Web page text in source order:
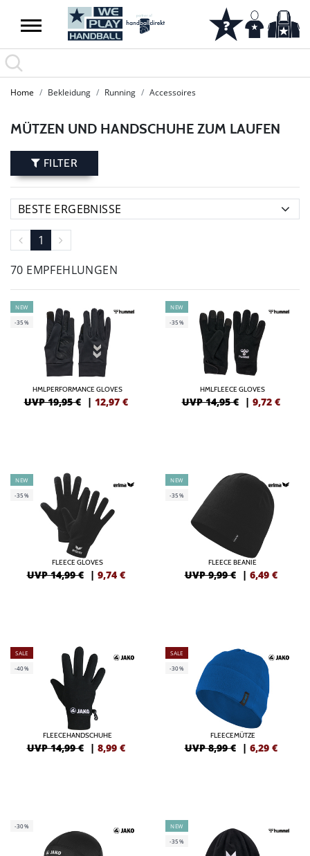
Home Bekleidung Running Accessoires
MÜTZEN UND HANDSCHUHE ZUM LAUFEN
FILTER
1
70 EMPFEHLUNGEN
NEW
-35%
HMLPERFORMANCE GLOVES
UVP 19,95 € | 12,97 €
NEW
-35%
HMLFLEECE GLOVES
UVP 14,95 € | 9,72 €
NEW
-35%
FLEECE GLOVES
UVP 14,99 € | 9,74 €
NEW
-35%
FLEECE BEANIE
UVP 9,99 € | 6,49 €
SALE
-40%
FLEECEHANDSCHUHE
UVP 14,99 € | 8,99 €
SALE
-30%
FLEECEMÜTZE
UVP 8,99 € | 6,29 €
-30%
NEW
-35%